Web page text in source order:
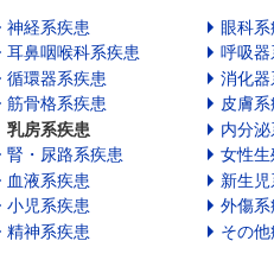
神経系疾患
眼科系
耳鼻咽喉科系疾患
呼吸器
循環器系疾患
消化器
筋骨格系疾患
皮膚
乳房系疾患
内分
腎・尿路系疾患
女性生
血液系疾患
新生
小児系疾患
外傷系
精神系疾患
その他